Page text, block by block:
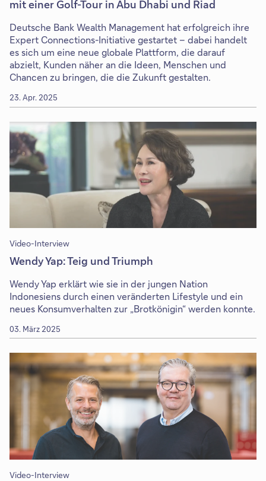
mit einer Golf-Tour in Abu Dhabi und Riad
Deutsche Bank Wealth Management hat erfolgreich ihre
Expert Connections-Initiative gestartet – dabei handelt
es sich um eine neue globale Plattform, die darauf
abzielt, Kunden näher an die Ideen, Menschen und
Chancen zu bringen, die die Zukunft gestalten.
23. Apr. 2025
Video-Interview
Wendy Yap: Teig und Triumph
Wendy Yap erklärt wie sie in der jungen Nation
Indonesiens durch einen veränderten Lifestyle und ein
neues Konsumverhalten zur „Brotkönigin“ werden konnte.
03. März 2025
Video-Interview